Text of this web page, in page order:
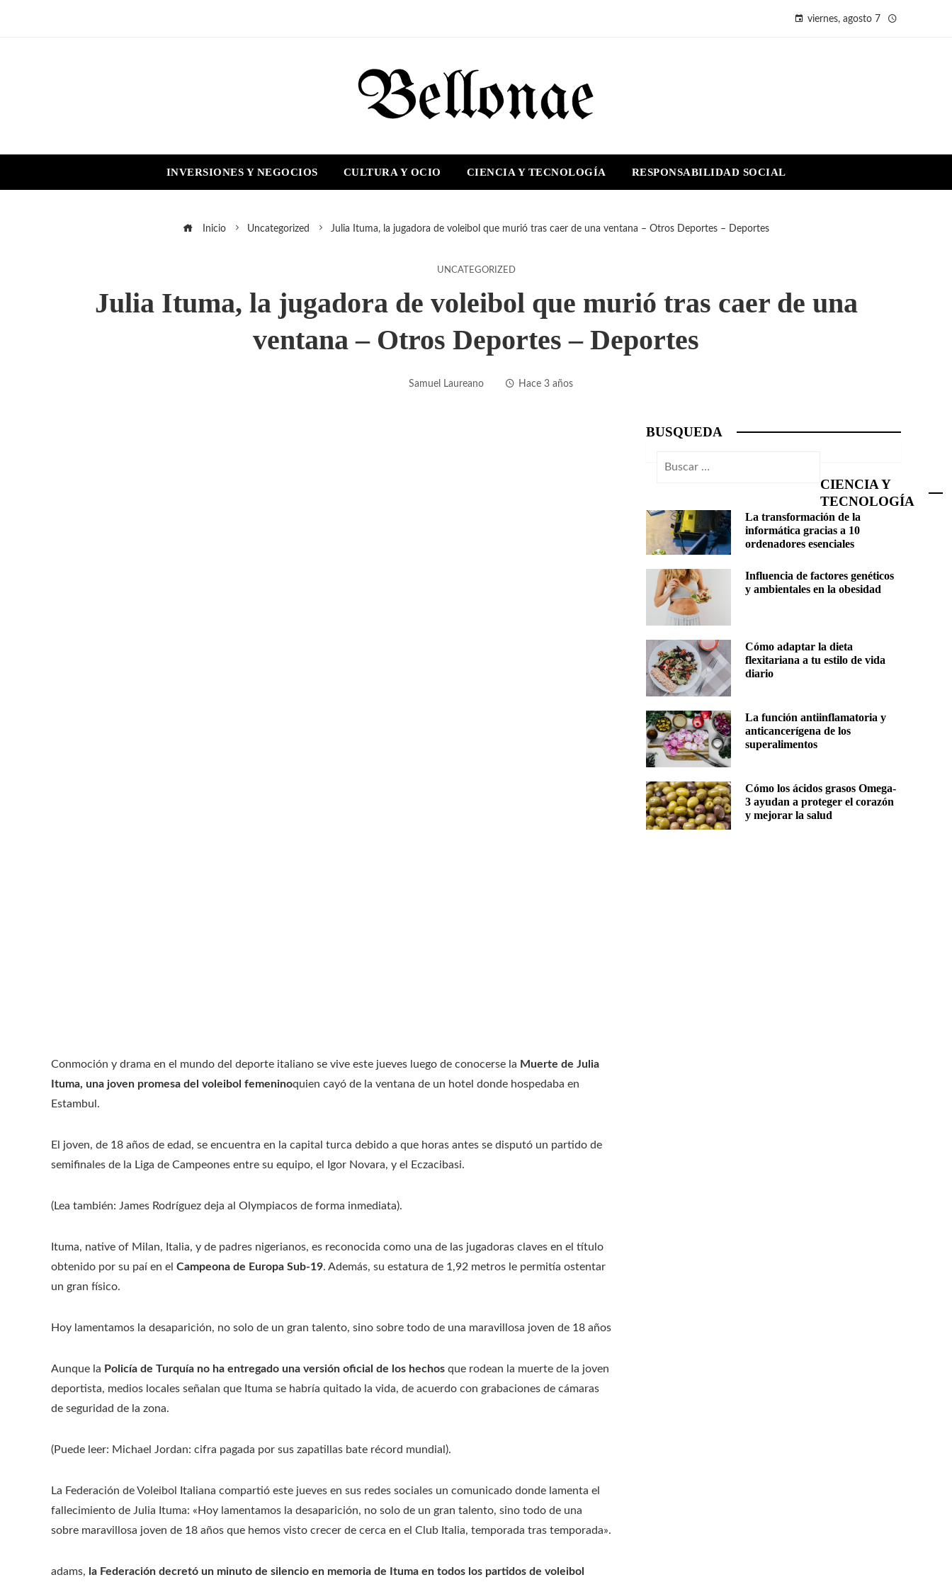
viernes, agosto 7
INVERSIONES Y NEGOCIOS CULTURA Y OCIO CIENCIA Y TECNOLOGÍA RESPONSABILIDAD SOCIAL
Inicio Uncategorized Julia Ituma, la jugadora de voleibol que murió tras caer de una ventana – Otros Deportes – Deportes
UNCATEGORIZED
Julia Ituma, la jugadora de voleibol que murió tras caer de una
ventana – Otros Deportes – Deportes
Samuel Laureano Hace 3 años
Conmoción y drama en el mundo del deporte italiano se vive este jueves luego de conocerse la Muerte de Julia
Ituma, una joven promesa del voleibol femeninoquien cayó de la ventana de un hotel donde hospedaba en
Estambul.
El joven, de 18 años de edad, se encuentra en la capital turca debido a que horas antes se disputó un partido de
semifinales de la Liga de Campeones entre su equipo, el Igor Novara, y el Eczacibasi.
(Lea también: James Rodríguez deja al Olympiacos de forma inmediata).
Ituma, native of Milan, Italia, y de padres nigerianos, es reconocida como una de las jugadoras claves en el título
obtenido por su paí en el Campeona de Europa Sub-19. Además, su estatura de 1,92 metros le permitía ostentar
un gran físico.
Hoy lamentamos la desaparición, no solo de un gran talento, sino sobre todo de una maravillosa joven de 18 años
Aunque la Policía de Turquía no ha entregado una versión oficial de los hechos que rodean la muerte de la joven
deportista, medios locales señalan que Ituma se habría quitado la vida, de acuerdo con grabaciones de cámaras
de seguridad de la zona.
(Puede leer: Michael Jordan: cifra pagada por sus zapatillas bate récord mundial).
La Federación de Voleibol Italiana compartió este jueves en sus redes sociales un comunicado donde lamenta el
fallecimiento de Julia Ituma: «Hoy lamentamos la desaparición, no solo de un gran talento, sino todo de una
sobre maravillosa joven de 18 años que hemos visto crecer de cerca en el Club Italia, temporada tras temporada».
adams, la Federación decretó un minuto de silencio en memoria de Ituma en todos los partidos de voleibol
BUSQUEDA
Buscar:
CIENCIA Y
TECNOLOGÍA
La transformación de la
informática gracias a 10
ordenadores esenciales
Influencia de factores genéticos
y ambientales en la obesidad
Cómo adaptar la dieta
flexitariana a tu estilo de vida
diario
La función antiinflamatoria y
anticancerígena de los
superalimentos
Cómo los ácidos grasos Omega-
3 ayudan a proteger el corazón
y mejorar la salud